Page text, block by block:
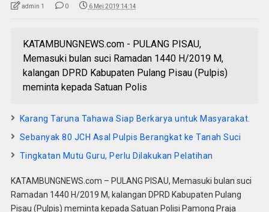
admin 1 0 6 Mei 2019 14:14
KATAMBUNGNEWS.com - PULANG PISAU,
Memasuki bulan suci Ramadan 1440 H/2019 M,
kalangan DPRD Kabupaten Pulang Pisau (Pulpis)
meminta kepada Satuan Polis
Karang Taruna Tahawa Siap Berkarya untuk Masyarakat.
Sebanyak 80 JCH Asal Pulpis Berangkat ke Tanah Suci
Tingkatan Mutu Guru, Perlu Dilakukan Pelatihan
KATAMBUNGNEWS.com – PULANG PISAU, Memasuki bulan suci
Ramadan 1440 H/2019 M, kalangan DPRD Kabupaten Pulang
Pisau (Pulpis) meminta kepada Satuan Polisi Pamong Praja